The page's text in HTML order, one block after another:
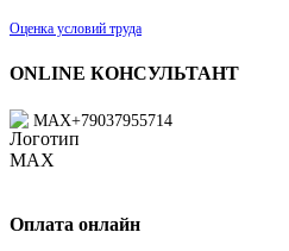
Оценка условий труда
ONLINE КОНСУЛЬТАНТ
MAX+79037955714
Оплата онлайн